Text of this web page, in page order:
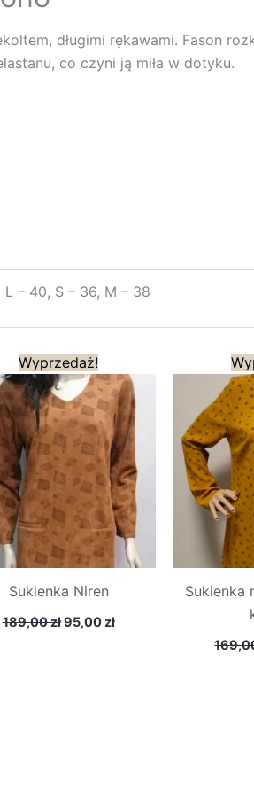
długimi rękawami. Fason
co czyni ją miła w dotyku.
L – 40, S – 36, M – 38
Wyprzedaż!
Sukienka Niren
189,00zł
Pierwotna
cena
wynosiła:
189,00 zł.
95,00 zł
cena
wynosi:
95,00 zł.
Sukienka